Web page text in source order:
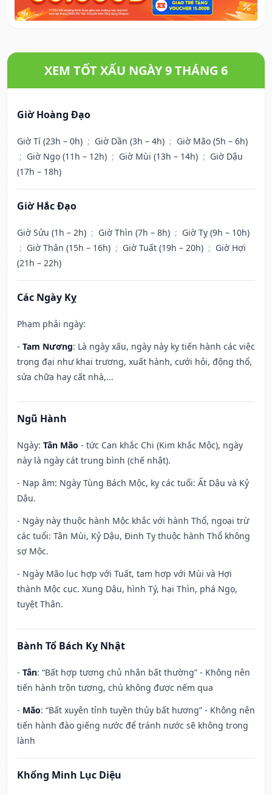
XEM TỐT XẤU NGÀY 9 THÁNG 6
Giờ Hoàng Đạo
Giờ Tí (23h – 0h) ; Giờ Dần (3h – 4h) ; Giờ Mão (5h – 6h)
; Giờ Ngọ (11h – 12h) ; Giờ Mùi (13h – 14h) ; Giờ Dậu
(17h – 18h)
Giờ Hắc Đạo
Giờ Sửu (1h – 2h) ; Giờ Thìn (7h – 8h) ; Giờ Tỵ (9h – 10h)
; Giờ Thân (15h – 16h) ; Giờ Tuất (19h – 20h) ; Giờ Hợi
(21h – 22h)
Các Ngày Kỵ
Phạm phải ngày:
- Tam Nương: Là ngày xấu, ngày này kỵ tiến hành các việc
trọng đại như khai trương, xuất hành, cưới hỏi, động thổ,
sửa chữa hay cất nhà,...
Ngũ Hành
Ngày: Tân Mão - tức Can khắc Chi (Kim khắc Mộc), ngày
này là ngày cát trung bình (chế nhật).
- Nạp âm: Ngày Tùng Bách Mộc, kỵ các tuổi: Ất Dậu và Kỷ
Dậu.
- Ngày này thuộc hành Mộc khắc với hành Thổ, ngoại trừ
các tuổi: Tân Mùi, Kỷ Dậu, Đinh Tỵ thuộc hành Thổ không
sợ Mộc.
- Ngày Mão lục hợp với Tuất, tam hợp với Mùi và Hợi
thành Mộc cục. Xung Dậu, hình Tý, hại Thìn, phá Ngọ,
tuyệt Thân.
Bành Tổ Bách Kỵ Nhật
- Tân: “Bất hợp tương chủ nhân bất thường” - Không nên
tiến hành trộn tương, chủ không được nếm qua
- Mão: “Bất xuyên tỉnh tuyền thủy bất hương” - Không nên
tiến hành đào giếng nước để tránh nước sẽ không trong
lành
Khổng Minh Lục Diệu